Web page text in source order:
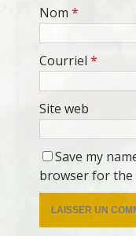
Nom *
Courriel *
Site web
Save my
browser for the